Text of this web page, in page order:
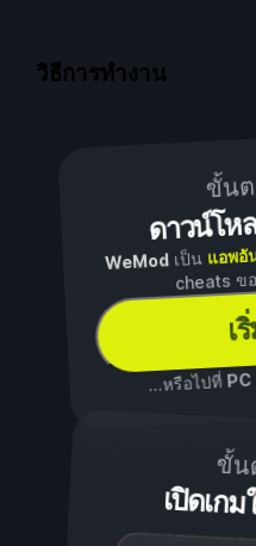
วิธีการทำงาน
ขั้น
ดาวน์โห
WeModเป็น แอพอั
cheats ข
เ
...หรือไปที่ PC
ขั้น
เปิดเก